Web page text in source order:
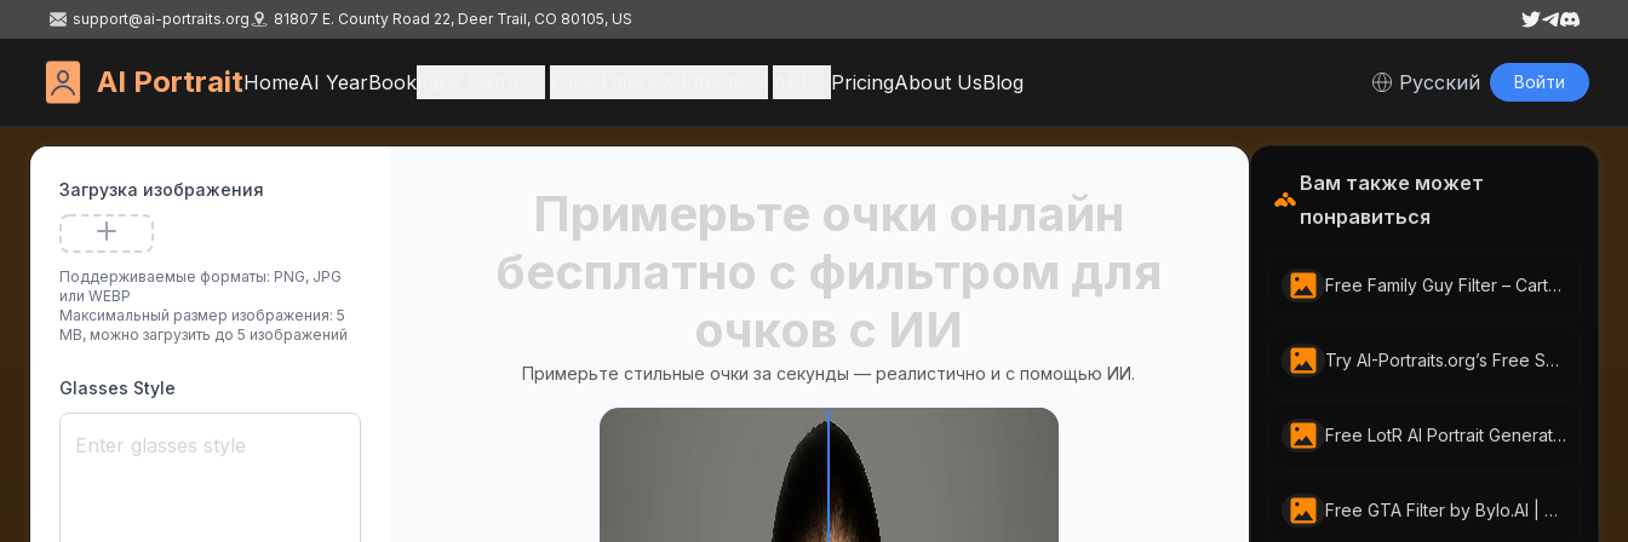
support@ai-portraits.org 81807 E. County Road 22, Deer Trail, CO 80105, US
AI PortraitHomeAI YearBook PricingAbout UsBlog Русский Войти
Загрузка изображения
Поддерживаемые форматы: PNG, JPG
или WEBP
Максимальный размер изображения: 5
MB, можно загрузить до 5 изображений
Glasses Style
Примерьте очки онлайн
бесплатно с фильтром для
очков с ИИ
Примерьте стильные очки за секунды — реалистично и с помощью ИИ.
Вам также может
понравиться
Free Family Guy Filter – Cartoon Yourself with AI Portraits Instantly
Try AI-Portraits.org’s Free Smile Filter Online to Brighten Faces with One Click
Free LotR AI Portrait Generator – Create Your Middle-earth Self
Free GTA Filter by Bylo.AI | Turn Photos Into GTA Art Online